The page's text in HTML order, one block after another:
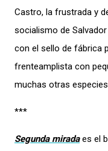
Castro, la frustrada y
socialismo de
con el sello de fábrica
frenteamplista con
muchas otras
***
Segunda miradaes el